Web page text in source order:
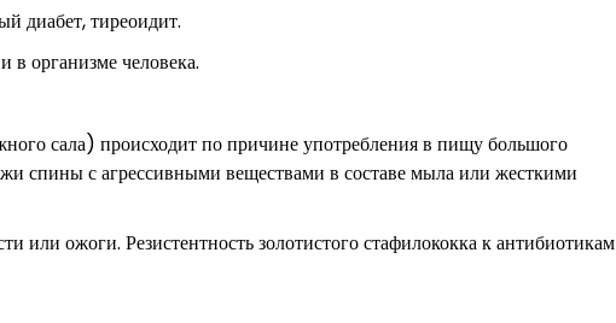
диабет, тиреоидит.
организме человека.
сала) происходит по причине употребления в пищу большого
спины с агрессивными веществами в составе мыла или жесткими
или ожоги. Резистентность золотистого стафилококка к антибиотикам